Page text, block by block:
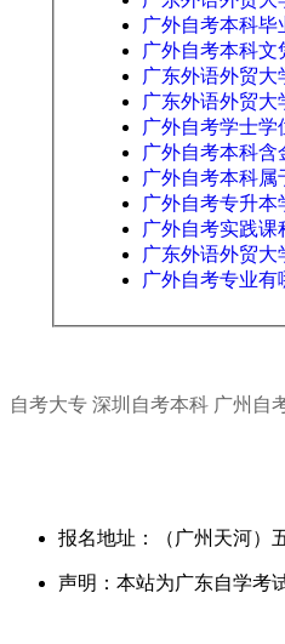
广外自考本科毕
广外自考本科文
广东外语外贸大
广东外语外贸大
广外自考学士学
广外自考本科含
广外自考本科属
广外自考专升本
广外自考实践课
广东外语外贸大
广外自考专业有
自考大专 深圳自考本科 广州自
报名地址：（广州天河）
声明：本站为广东自学考